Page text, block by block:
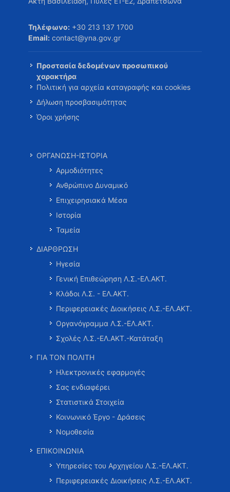
Τηλέφωνο: +30 213 137 1700
Email: contact@yna.gov.gr
Προστασία δεδομένων προσωπικού
χαρακτήρα
Πολιτική για αρχεία καταγραφής και cookies
Δήλωση προσβασιμότητας
Όροι χρήσης
ΟΡΓΑΝΩΣΗ-ΙΣΤΟΡΙΑ
Αρμοδιότητες
Ανθρώπινο Δυναμικό
Επιχειρησιακά Μέσα
Ιστορία
Ταμεία
ΔΙΑΡΘΡΩΣΗ
Ηγεσία
Γενική Επιθεώρηση Λ.Σ.-ΕΛ.ΑΚΤ.
Κλάδοι Λ.Σ. - ΕΛ.ΑΚΤ.
Περιφερειακές Διοικήσεις Λ.Σ.-ΕΛ.ΑΚΤ.
Οργανόγραμμα Λ.Σ.-ΕΛ.ΑΚΤ.
Σχολές Λ.Σ.-ΕΛ.ΑΚΤ.-Κατάταξη
ΓΙΑ ΤΟΝ ΠΟΛΙΤΗ
Ηλεκτρονικές εφαρμογές
Σας ενδιαφέρει
Στατιστικά Στοιχεία
Κοινωνικό Έργο - Δράσεις
Νομοθεσία
ΕΠΙΚΟΙΝΩΝΙΑ
Υπηρεσίες του Αρχηγείου Λ.Σ.-ΕΛ.ΑΚΤ.
Περιφερειακές Διοικήσεις Λ.Σ.-ΕΛ.ΑΚΤ.